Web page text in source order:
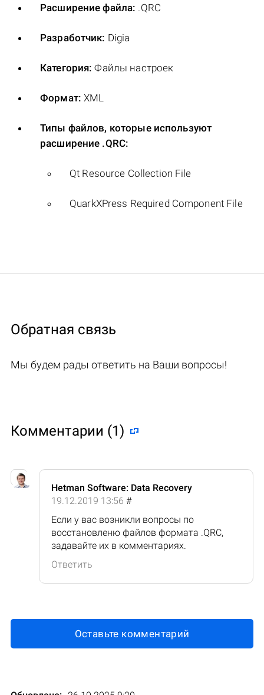
Расширение файла: .QRC
Разработчик: Digia
Категория: Файлы настроек
Формат: XML
Типы файлов, которые используют
расширение .QRC:
Qt Resource Collection File
QuarkXPress Required Component File
Обратная связь
Мы будем рады ответить на Ваши вопросы!
Комментарии (1)
Hetman Software: Data Recovery
19.12.2019 13:56 #
Если у вас возникли вопросы по
восстановленю файлов формата .QRC,
задавайте их в комментариях.
Ответить
Оставьте комментарий